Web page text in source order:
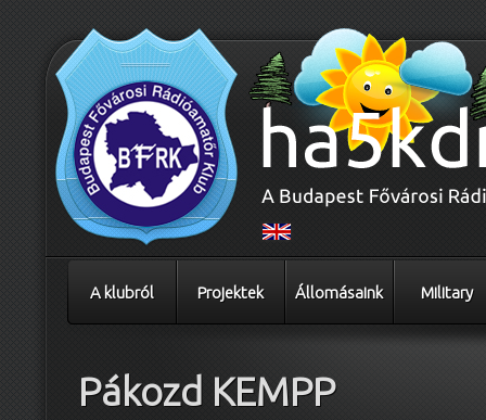
A klubról Projektek Állomásaink Military
Pákozd KEMPP